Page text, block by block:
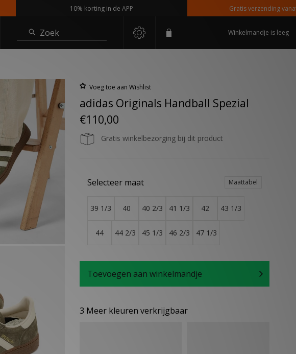
10% korting in de APP Gratis verzending vanaf
Zoek Winkelmandje is leeg
Voeg toe aan Wishlist
adidas Originals Handball Spezial
€110,00
Gratis winkelbezorging bij dit product
Selecteer maat Maattabel
39 1/3 40 40 2/3 41 1/3 42 43 1/3
44 44 2/3 45 1/3 46 2/3 47 1/3
Toevoegen aan winkelmandje
3 Meer kleuren verkrijgbaar